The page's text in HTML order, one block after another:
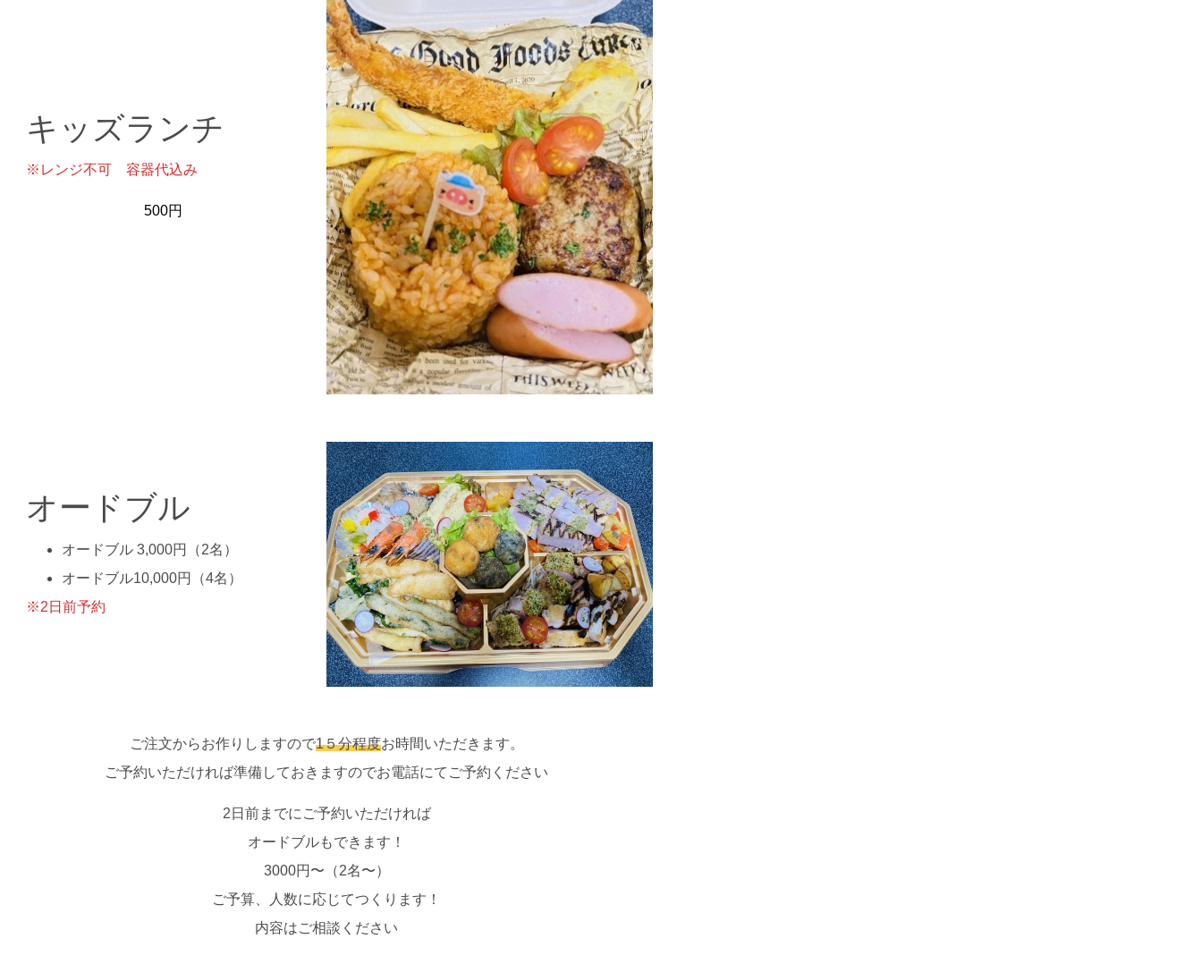
キッズランチ
※レンジ不可 容器代込み
500円
オードブル
オードブル 3,000円（2名）
オードブル10,000円（4名）
※2日前予約
ご注文からお作りしますので1５分程度お時間いただきます。
ご予約いただければ準備しておきますのでお電話にてご予約ください
2日前までにご予約いただければ
オードブルもできます！
3000円〜（2名〜）
ご予算、人数に応じてつくります！
内容はご相談ください